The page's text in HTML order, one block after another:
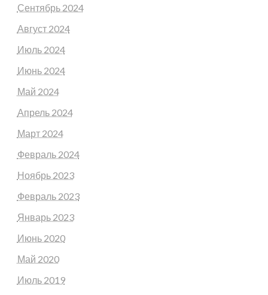
Сентябрь 2024
Август 2024
Июль 2024
Июнь 2024
Май 2024
Апрель 2024
Март 2024
Февраль 2024
Ноябрь 2023
Февраль 2023
Январь 2023
Июнь 2020
Май 2020
Июль 2019